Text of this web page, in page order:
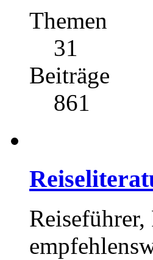
Themen
31
Beiträge
861
Reiseführer,